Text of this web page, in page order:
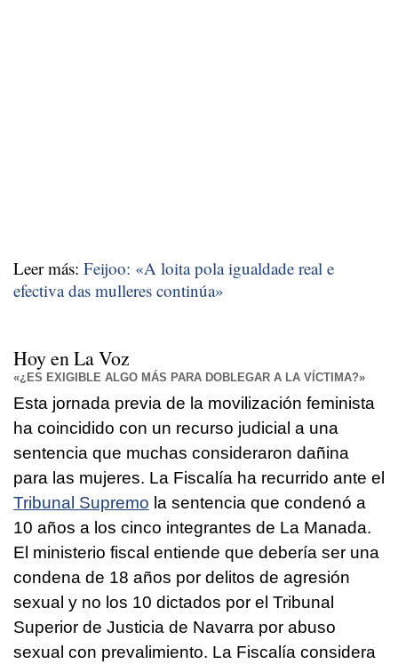
Leer más: Feijoo: «A loita pola igualdade real e
efectiva das mulleres continúa»
Hoy en La Voz
«¿ES EXIGIBLE ALGO MÁS PARA DOBLEGAR A LA VÍCTIMA?»
Esta jornada previa de la movilización feminista
ha coincidido con un recurso judicial a una
sentencia que muchas consideraron dañina
para las mujeres. La Fiscalía ha recurrido ante el
Tribunal Supremo la sentencia que condenó a
10 años a los cinco integrantes de La Manada.
El ministerio fiscal entiende que debería ser una
condena de 18 años por delitos de agresión
sexual y no los 10 dictados por el Tribunal
Superior de Justicia de Navarra por abuso
sexual con prevalimiento. La Fiscalía considera